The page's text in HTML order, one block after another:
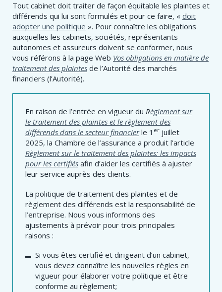
Tout cabinet doit traiter de façon équitable les plaintes et
différends qui lui sont formulés et pour ce faire, « doit
adopter une politique ». Pour connaître les obligations
auxquelles les cabinets, sociétés, représentants
autonomes et assureurs doivent se conformer, nous
vous référons à la page Web Vos obligations en matière de
traitement des plaintes de l’Autorité des marchés
financiers (l’Autorité).
En raison de l’entrée en vigueur du Règlement sur
le traitement des plaintes et le règlement des
différends dans le secteur financierle 1 er juillet
2025, la Chambre de l’assurance a produit l’article
Règlement sur le traitement des plaintes: les impacts
pour les certifiés afin d’aider les certifiés à ajuster
leur service auprès des clients.
La politique de traitement des plaintes et de
règlement des différends est la responsabilité de
l’entreprise. Nous vous informons des
ajustements à prévoir pour trois principales
raisons :
Si vous êtes certifié et dirigeant d’un cabinet,
vous devez connaître les nouvelles règles en
vigueur pour élaborer votre politique et être
conforme au règlement;